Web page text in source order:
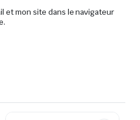
et mon site dans le navigateur